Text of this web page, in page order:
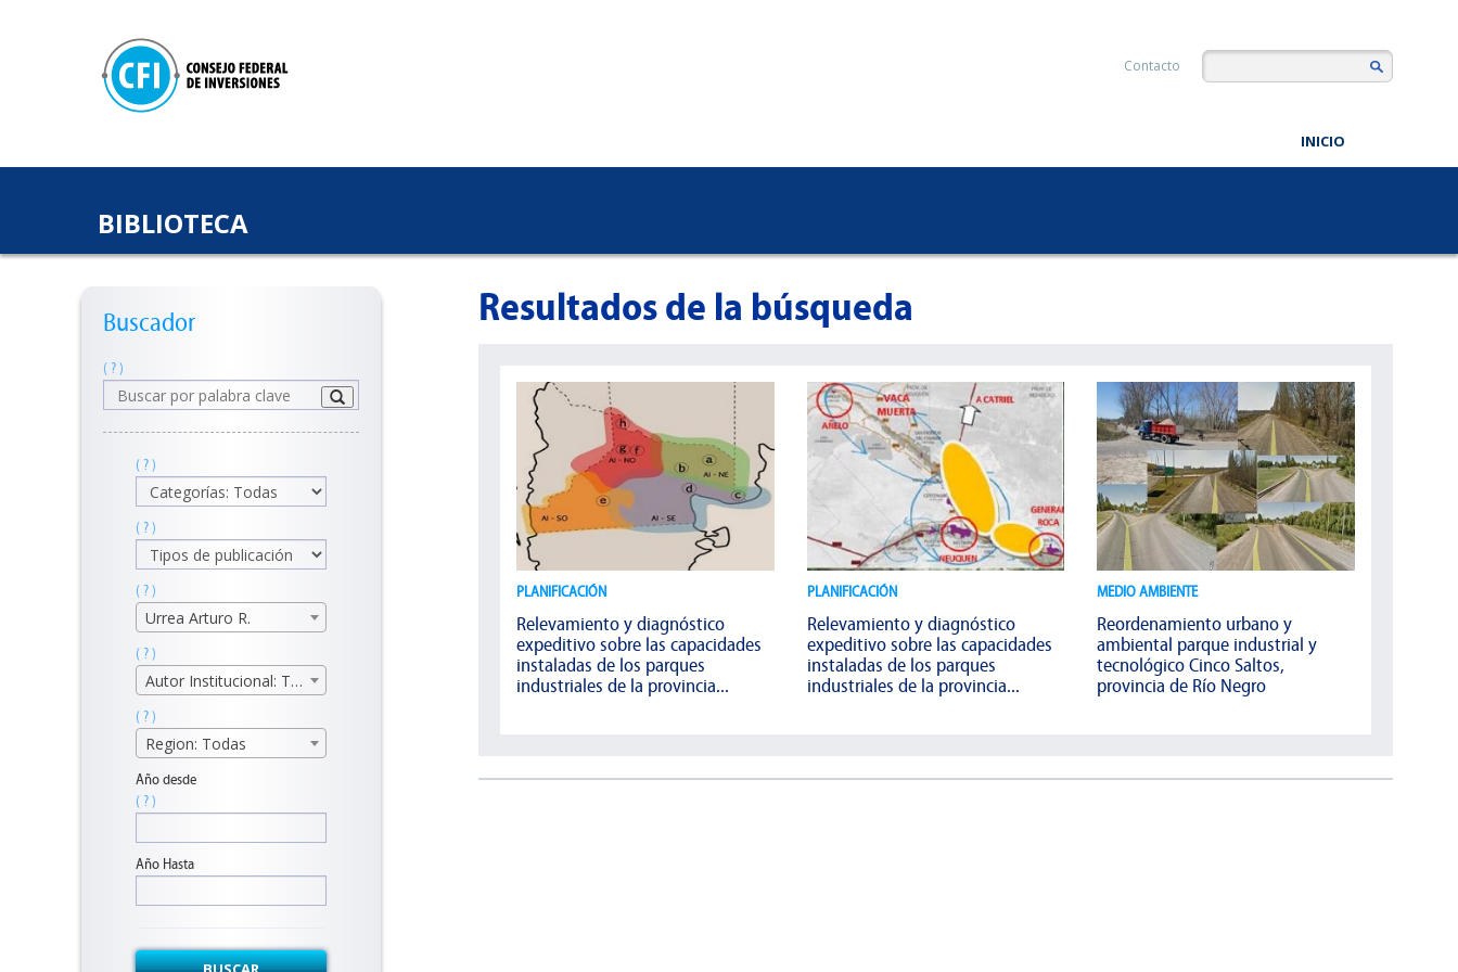
Contacto
INICIO
BIBLIOTECA
Buscador
( ? )
( ? )
( ? )
( ? )
Urrea Arturo R.
( ? )
Autor Institucional: Todos
( ? )
Region: Todas
Año desde
( ? )
Año Hasta
Resultados de la búsqueda
PLANIFICACIÓN
Relevamiento y diagnóstico
expeditivo sobre las capacidades
instaladas de los parques
industriales de la provincia...
PLANIFICACIÓN
Relevamiento y diagnóstico
expeditivo sobre las capacidades
instaladas de los parques
industriales de la provincia...
MEDIO AMBIENTE
Reordenamiento urbano y
ambiental parque industrial y
tecnológico Cinco Saltos,
provincia de Río Negro